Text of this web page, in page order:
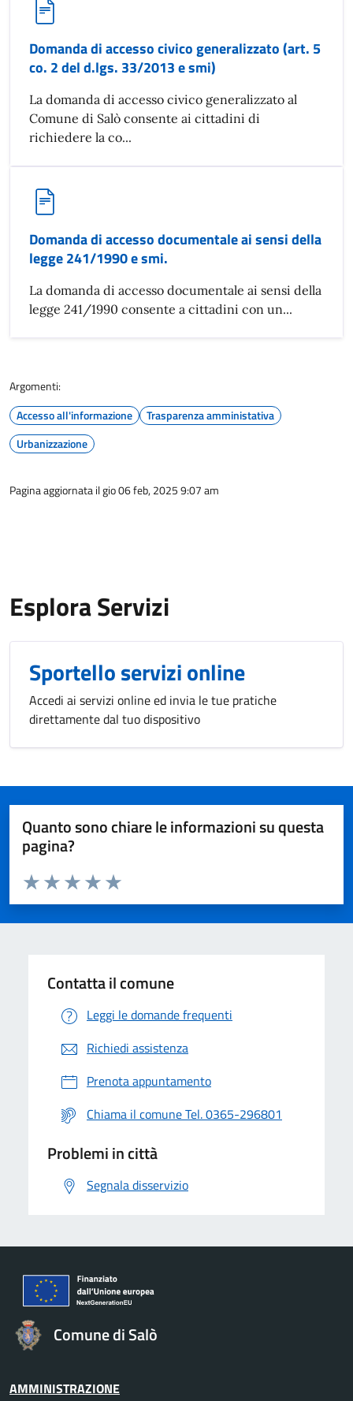
Domanda di accesso civico generalizzato (art. 5
co. 2 del d.lgs. 33/2013 e smi)
La domanda di accesso civico generalizzato al
Comune di Salò consente ai cittadini di
richiedere la co...
Domanda di accesso documentale ai sensi della
legge 241/1990 e smi.
La domanda di accesso documentale ai sensi della
legge 241/1990 consente a cittadini con un...
Argomenti:
Accesso all'informazione
Trasparenza amministativa
Urbanizzazione
Pagina aggiornata il gio 06 feb, 2025 9:07 am
Esplora Servizi
Sportello servizi online
Accedi ai servizi online ed invia le tue pratiche
direttamente dal tuo dispositivo
Quanto sono chiare le informazioni su questa
pagina?
Valuta da 1 a 5 stelle la pagina
Valuta 5 stelle su 5
Valuta 4 stelle su 5
Valuta 3 stelle su 5
Valuta 2 stelle su 5
Valuta 1 stelle su 5
Contatta il comune
Leggi le domande frequenti
Richiedi assistenza
Prenota appuntamento
Chiama il comune Tel. 0365-296801
Problemi in città
Segnala disservizio
Comune di Salò
AMMINISTRAZIONE